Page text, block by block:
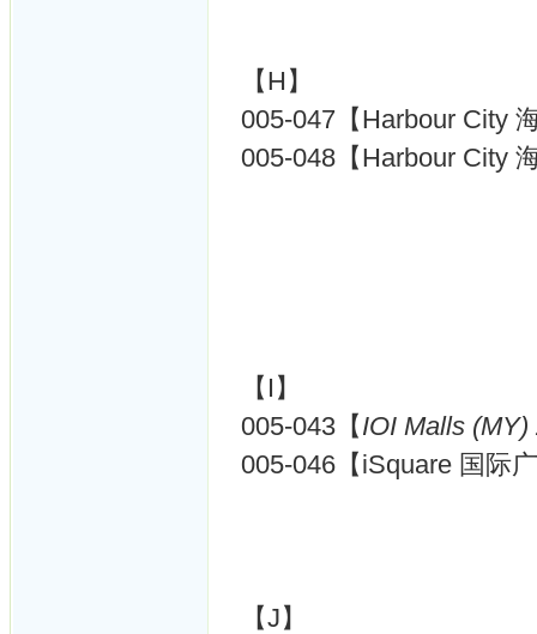
【H】
005-047【Harbour City
005-048【Harbour City
【I】
005-043【IOI Malls (MY)
005-046【iSquare 国际
【J】